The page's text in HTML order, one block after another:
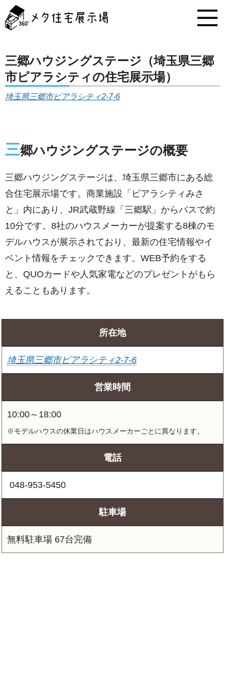
タ
住
示
場
ン
テ
ス
キ
プ
三郷ハウジングステージ（埼玉県三郷
市ピアラシティの住宅展示場）
埼玉県三郷市ピアラシティ2-7-6
三郷ハウジングステージの概要
三郷ハウジングステージは、埼玉県三郷市にある総
合住宅展示場です。商業施設「ピアラシティみさ
と」内にあり、JR武蔵野線「三郷駅」からバスで約
10分です。8社のハウスメーカーが提案する8棟のモ
デルハウスが展示されており、最新の住宅情報やイ
ベント情報をチェックできます。WEB予約をする
と、QUOカードや人気家電などのプレゼントがもら
えることもあります。
所在地
埼玉県三郷市ピアラシティ2-7-6
営業時間
10:00～18:00
※モデルハウスの休業日はハウスメーカーごとに異なります。
電話
048-953-5450
駐車場
無料駐車場 67台完備